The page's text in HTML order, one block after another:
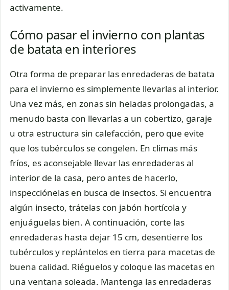
activamente.
Cómo pasar el invierno con plantas
de batata en interiores
Otra forma de preparar las enredaderas de batata
para el invierno es simplemente llevarlas al interior.
Una vez más, en zonas sin heladas prolongadas, a
menudo basta con llevarlas a un cobertizo, garaje
u otra estructura sin calefacción, pero que evite
que los tubérculos se congelen. En climas más
fríos, es aconsejable llevar las enredaderas al
interior de la casa, pero antes de hacerlo,
inspecciónelas en busca de insectos. Si encuentra
algún insecto, trátelas con jabón hortícola y
enjuáguelas bien. A continuación, corte las
enredaderas hasta dejar 15 cm, desentierre los
tubérculos y replántelos en tierra para macetas de
buena calidad. Riéguelos y coloque las macetas en
una ventana soleada. Mantenga las enredaderas